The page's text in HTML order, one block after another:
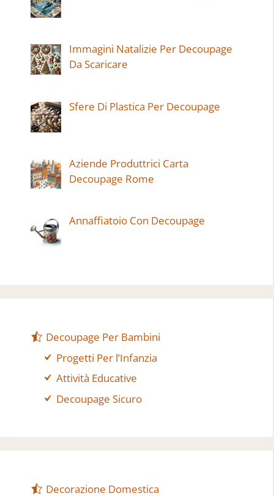
Immagini Natalizie Per Decoupage
Da Scaricare
Sfere Di Plastica Per Decoupage
Aziende Produttrici Carta
Decoupage Rome
Annaffiatoio Con Decoupage
Decoupage Per Bambini
Progetti Per l’Infanzia
Attività Educative
Decoupage Sicuro
Decorazione Domestica